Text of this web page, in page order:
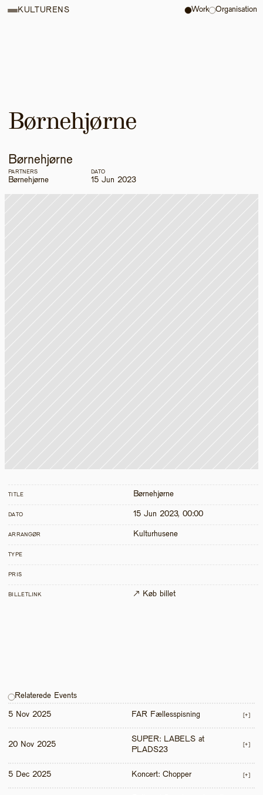
Børnehjørne
Børnehjørne
PARTNERS
Børnehjørne
DATO
15 Jun 2023
TITLE Børnehjørne
DATO 15 Jun 2023, 00:00
ARRANGØR Kulturhusene
TYPE
PRIS
BILLETLINK ↗ Køb billet
Relaterede Events
5 Nov 2025 FAR Fællesspisning [+]
20 Nov 2025
SUPER: LABELS at
PLADS23
[+]
5 Dec 2025 Koncert: Chopper [+]
KULTURENS Work Organisation